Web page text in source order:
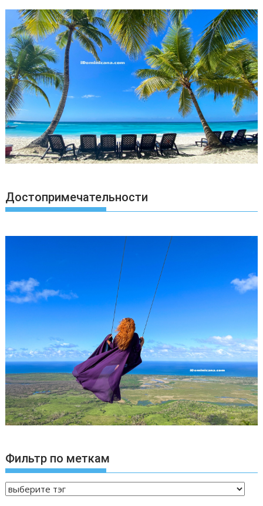
Достопримечательности
Фильтр по меткам